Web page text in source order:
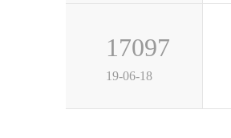
17097
19-06-18